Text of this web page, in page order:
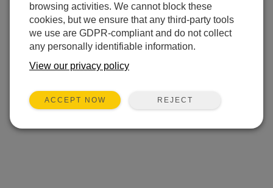
browsing activities. We cannot block these
cookies, but we ensure that any third-party tools
we use are GDPR-compliant and do not collect
any personally identifiable information.
View our privacy policy
ACCEPT NOW REJECT